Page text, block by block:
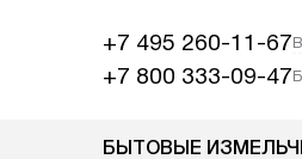
+7 495 260-11-67
+7 800 333-09-47
БЫТОВЫЕ